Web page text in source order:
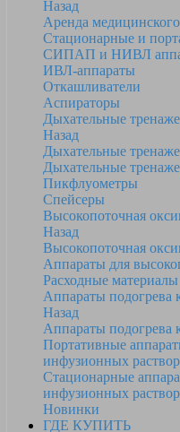
Назад
Аренда
Стационарные и
СИПАП и НИВЛ
ИВЛ-аппараты
Откашливатели
Аспираторы
Дыхательные
Назад
Дыхательные
Дыхательные
Пикфлуометры
Спейсеры
Высокопоточная
Назад
Высокопоточная
Аппараты для
Расходные материалы
Аппараты подогрева
Назад
Аппараты подогрева
Портативные
инфузионных
Стационарные
инфузионных
Новинки
ГДЕ КУПИТЬ